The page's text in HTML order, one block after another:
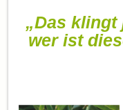
„Das klingt
wer ist